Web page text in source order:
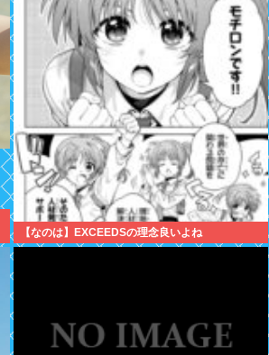
【なのは】EXCEEDSの理念良いよね